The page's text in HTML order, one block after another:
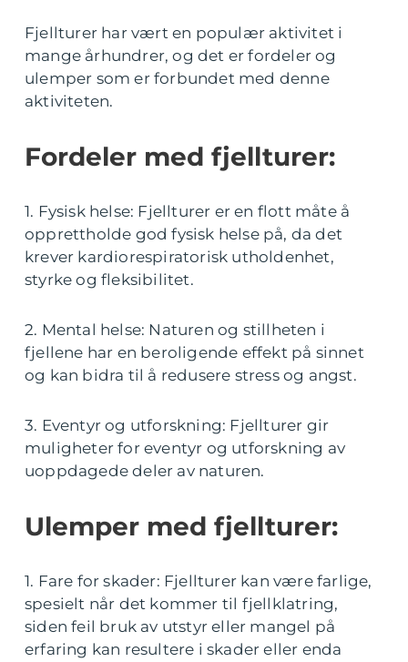
Fjellturer har vært en populær aktivitet i
mange århundrer, og det er fordeler og
ulemper som er forbundet med denne
aktiviteten.
Fordeler med fjellturer:
1. Fysisk helse: Fjellturer er en flott måte å
opprettholde god fysisk helse på, da det
krever kardiorespiratorisk utholdenhet,
styrke og fleksibilitet.
2. Mental helse: Naturen og stillheten i
fjellene har en beroligende effekt på sinnet
og kan bidra til å redusere stress og angst.
3. Eventyr og utforskning: Fjellturer gir
muligheter for eventyr og utforskning av
uoppdagede deler av naturen.
Ulemper med fjellturer:
1. Fare for skader: Fjellturer kan være farlige,
spesielt når det kommer til fjellklatring,
siden feil bruk av utstyr eller mangel på
erfaring kan resultere i skader eller enda